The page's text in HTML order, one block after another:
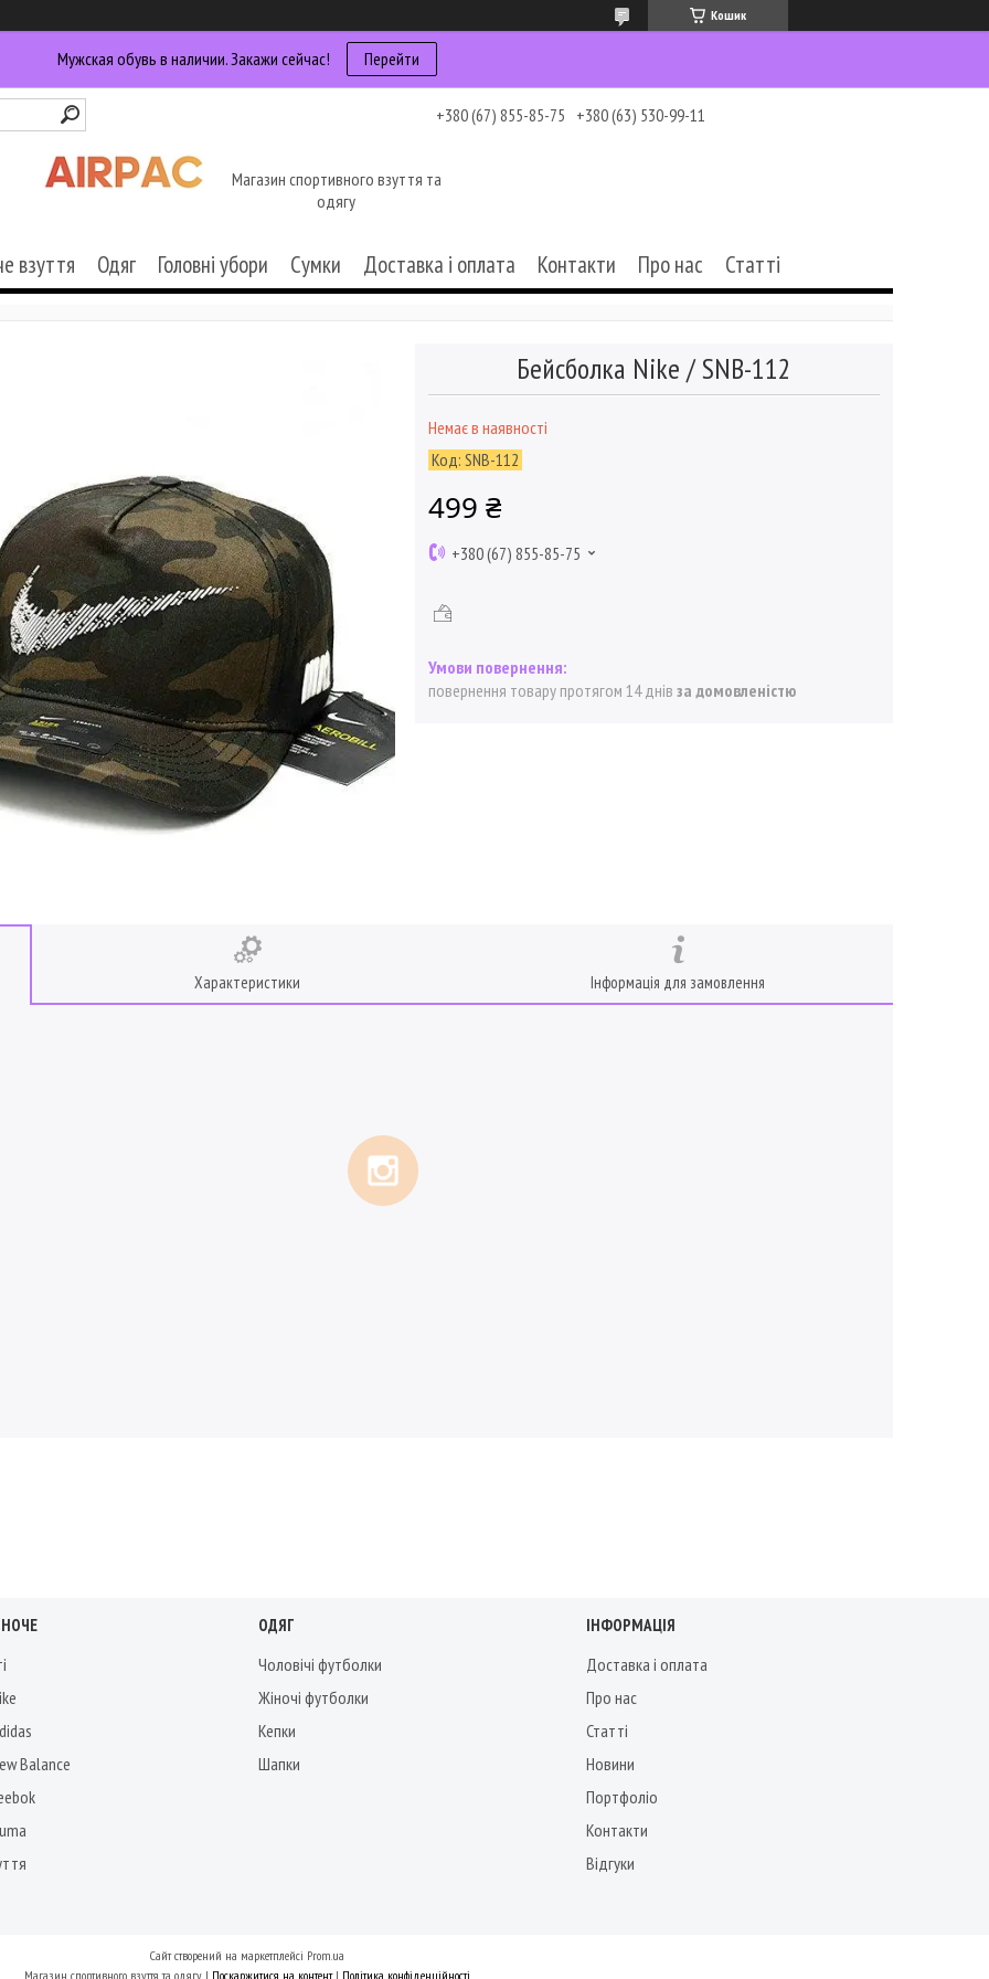
Кошик
Мужская обувь в наличии. Закажи сейчас! Перейти
+380 (67) 855-85-75 +380 (63) 530-99-11
Магазин спортивного взуття та
одягу
взуття Одяг Головні убори Сумки Доставка і оплата Контакти Про нас Статті
Бейсболка Nike / SNB-112
Немає в наявності
Код: SNB-112
499 ₴
+380 (67) 855-85-75
повернення товару протягом 14 днів за домовленістю
Характеристики Інформація для замовлення
Balance
ОДЯГ
Чоловічі футболки
Жіночі футболки
Кепки
Шапки
ІНФОРМАЦІЯ
Доставка і оплата
Про нас
Статті
Новини
Портфоліо
Контакти
Відгуки
Сайт створений на маркетплейсі Prom.ua
Магазин спортивного взуття та одягу | Поскаржитися на контент | Політика конфіденційності